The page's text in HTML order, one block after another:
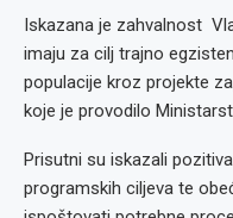
Iskazana je zahvalnost
imaju za cilj trajno
populacije kroz projekte
koje je provodilo
Prisutni su iskazali
programskih ciljeva te